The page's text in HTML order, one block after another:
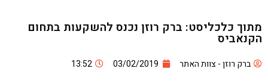
מתוך כלכליסט: ברק רוזן נכנס להשקעות בתחום
הקנאביס
ברק רוזן - צוות האתר 03/02/2019
13:52